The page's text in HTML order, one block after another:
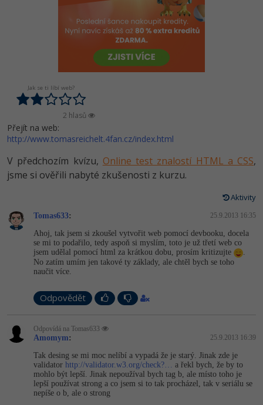
HTML5, CSS3, Bootstrap, SEO
SQL a databáze
UML a návrhové vzory
React
Spring
Django
Best practices
JavaScript
HTML / CSS
UML a návrhové vzory
MySQL/MariaDB
SQLite
Specialista na AI a bigdata
C# Game developer
Webdesigner
Tester
Systémový administrátor
Grafik / UX/UI návrhář
Projektový manažer
Databázový analytik
SEO specialista
-80%
JavaScript -80%
C++
Swift -80%
-80%
C -80%
SQL
Návrh SW -80%
Pro děti
Více
Fórum
-30%
WordPress
SEO -30%
Kryptoměny -25%
MS Office -80%
Google Dokumenty
Time management
Linux
Sítě
Kybernetická bezpečnost
Adobe Illustrator -80%
Adobe Lightroom -30%
Adobe XD
Adobe InDesign
Blender -80%
Fotografování -80%
Video
Ostatní
Příběhy absolventů
Kariéra
Jak se ti líbí web?
2 hlasů
Přejít na web:
http://www.tomasreichelt.4fan.cz/index.html
V předchozím kvízu, Online test znalostí HTML a CSS,
jsme si ověřili nabyté zkušenosti z kurzu.
Aktivity
Tomas633: 25.9.2013 16:35
Ahoj, tak jsem si zkoušel vytvořit web pomocí devbooku, docela
se mi to podařilo, tedy aspoň si myslím, toto je už třetí web co
jsem udělal pomocí html za krátkou dobu, prosím kritizujte
.
No zatím umím jen takové ty základy, ale chtěl bych se toho
naučit více.
Odpovědět
Odpovídá na Tomas633
Amomym: 25.9.2013 16:39
Tak desing se mi moc nelíbí a vypadá že je starý. Jinak zde je
validator http://validator.w3.org/check?…
a řekl bych, že by to
mohlo být lepší. Jinak nepoužíval bych tag b, ale místo toho je
lepší používat strong a co jsem si to tak procházel, tak v seriálu se
nepíše o b, ale o strong